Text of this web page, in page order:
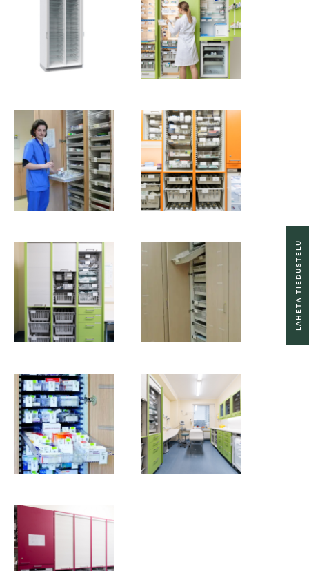
LÄHETÄ TIEDUSTELU